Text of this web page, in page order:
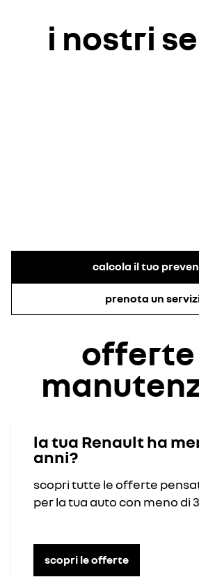
i nostri
calcola il tuo
prenota un
offerte
la tua Renault ha
anni?
scopri tutte le offerte
per la tua auto con meno di
scopri le offerte